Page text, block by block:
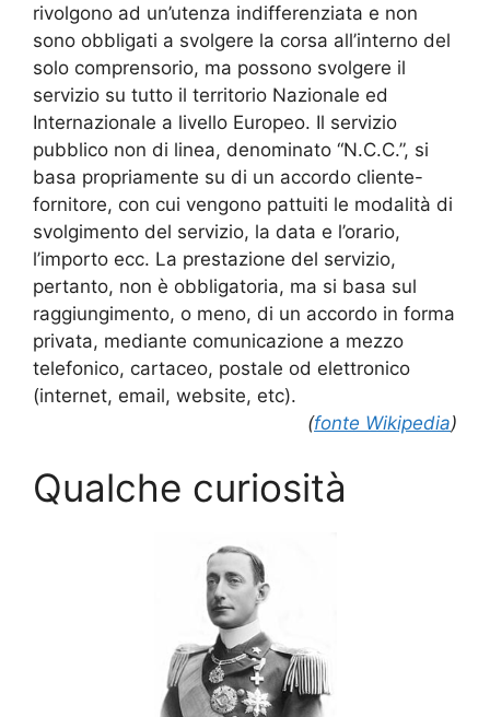
rivolgono ad un’utenza indifferenziata e non
sono obbligati a svolgere la corsa all’interno del
solo comprensorio, ma possono svolgere il
servizio su tutto il territorio Nazionale ed
Internazionale a livello Europeo. Il servizio
pubblico non di linea, denominato “N.C.C.”, si
basa propriamente su di un accordo cliente-
fornitore, con cui vengono pattuiti le modalità di
svolgimento del servizio, la data e l’orario,
l’importo ecc. La prestazione del servizio,
pertanto, non è obbligatoria, ma si basa sul
raggiungimento, o meno, di un accordo in forma
privata, mediante comunicazione a mezzo
telefonico, cartaceo, postale od elettronico
(internet, email, website, etc).
(fonte Wikipedia)
Qualche curiosità